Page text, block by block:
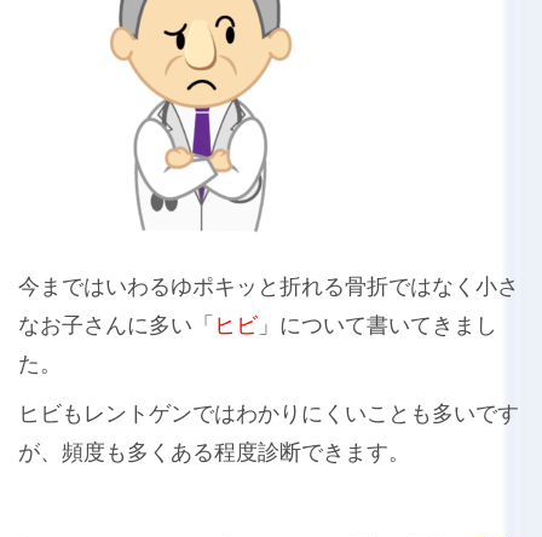
今まではいわるゆポキッと折れる骨折ではなく小さ
なお子さんに多い「ヒビ 」について書いてきまし
た。
ヒビもレントゲンではわかりにくいことも多いです
が、頻度も多くある程度診断できます。